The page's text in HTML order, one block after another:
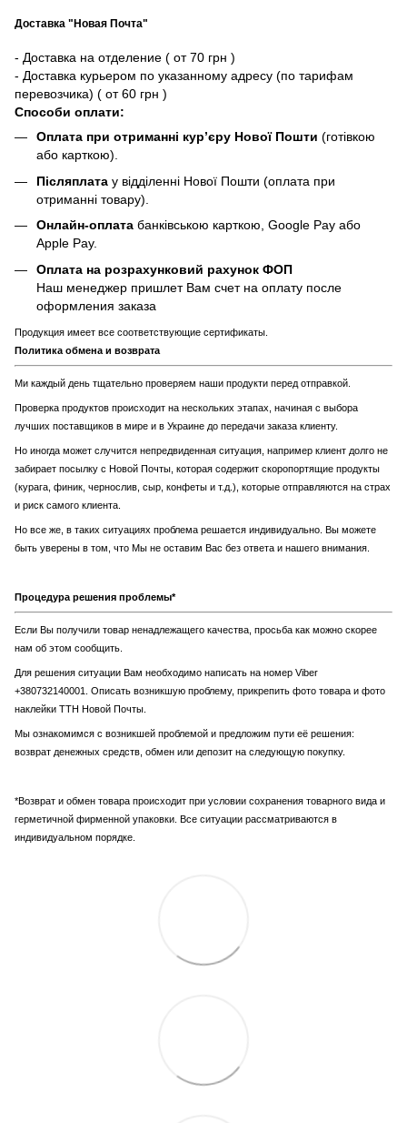
Доставка "Новая Почта"
- Доставка на отделение ( от 70 грн )
- Доставка курьером по указанному адресу (по тарифам
перевозчика) ( от 60 грн )
Способи оплати:
Оплата при отриманні кур’єру Нової Пошти (готівкою
або карткою).
Післяплата у відділенні Нової Пошти (оплата при
отриманні товару).
Онлайн-оплата банківською карткою, Google Pay або
Apple Pay.
Оплата на розрахунковий рахунок ФОП
Наш менеджер пришлет Вам счет на оплату после
оформления заказа
Продукция имеет все соответствующие сертификаты.
Политика обмена и возврата
Ми каждый день тщательно проверяем наши продукти перед отправкой.
Проверка продуктов происходит на нескольких этапах, начиная с выбора
лучших поставщиков в мире и в Украине до передачи заказа клиенту.
Но иногда может случится непредвиденная ситуация, например клиент долго не
забирает посылку с Новой Почты, которая содержит скоропортящие продукты
(курага, финик, чернослив, сыр, конфеты и т.д.), которые отправляются на страх
и риск самого клиента.
Но все же, в таких ситуациях проблема решается индивидуально. Вы можете
быть уверены в том, что Мы не оставим Вас без ответа и нашего внимания.
Процедура решения проблемы*
Если Вы получили товар ненадлежащего качества, просьба как можно скорее
нам об этом сообщить.
Для решения ситуации Вам необходимо написать на номер Viber
+380732140001. Описать возникшую проблему, прикрепить фото товара и фото
наклейки ТТН Новой Почты.
Мы ознакомимся с возникшей проблемой и предложим пути её решения:
возврат денежных средств, обмен или депозит на следующую покупку.
*Возврат и обмен товара происходит при условии сохранения товарного вида и
герметичной фирменной упаковки. Все ситуации рассматриваются в
индивидуальном порядке.